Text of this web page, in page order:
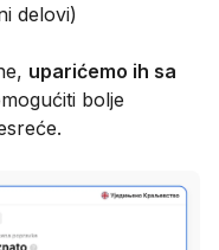
delovi)
uparićemo ih sa
bolje